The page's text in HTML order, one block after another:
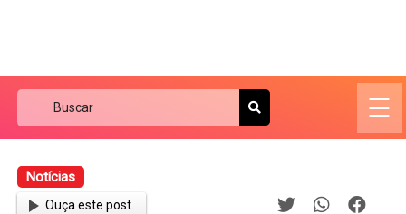
☰
Notícias
Ouça este post.